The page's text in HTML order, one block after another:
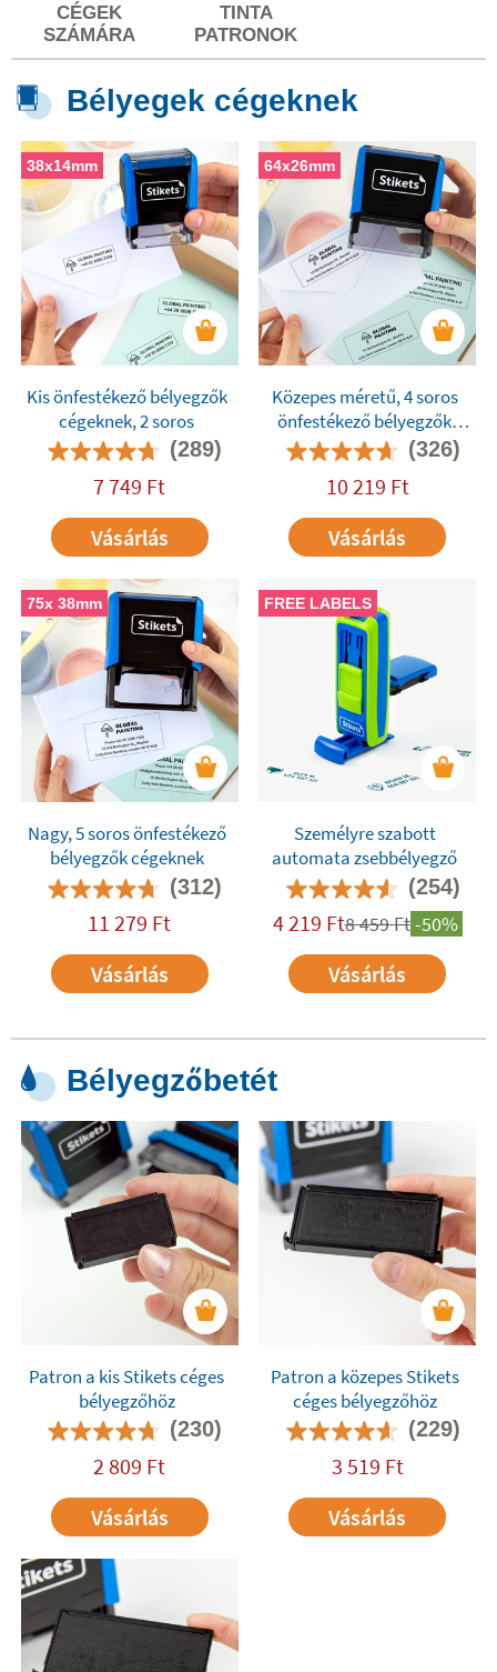
CÉGEK
SZÁMÁRA
TINTA
PATRONOK
Bélyegek cégeknek
38x14mm
Kis önfestékező bélyegzők
cégeknek, 2 soros
(289)
7 749 Ft
Vásárlás
64x26mm
Közepes méretű, 4 soros
önfestékező bélyegzők
cégeknek (326)
10 219 Ft
Vásárlás
75x 38mm
Nagy, 5 soros önfestékező
bélyegzők cégeknek
(312)
11 279 Ft
Vásárlás
FREE LABELS
Személyre szabott
automata zsebbélyegző
(254)
4 219 Ft8 459Ft-50%
Vásárlás
Bélyegzőbetét
Patron a kis Stikets céges
bélyegzőhöz
(230)
2 809 Ft
Vásárlás
Patron a közepes Stikets
céges bélyegzőhöz
(229)
3 519 Ft
Vásárlás